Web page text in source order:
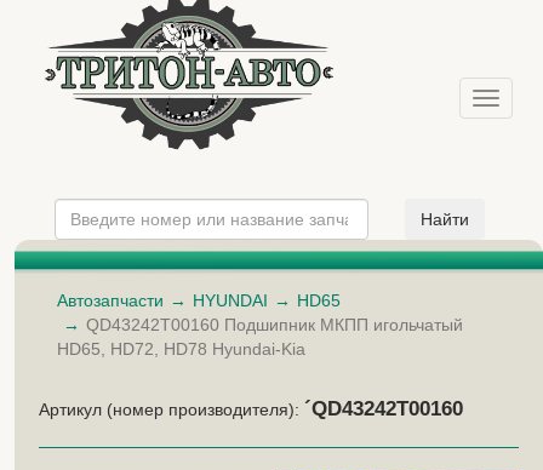
Меню
Автозапчасти HYUNDAI
HD65
QD43242T00160 Подшипник МКПП игольчатый
HD65, HD72, HD78 Hyundai-Kia
Артикул (номер производителя): ´QD43242T00160